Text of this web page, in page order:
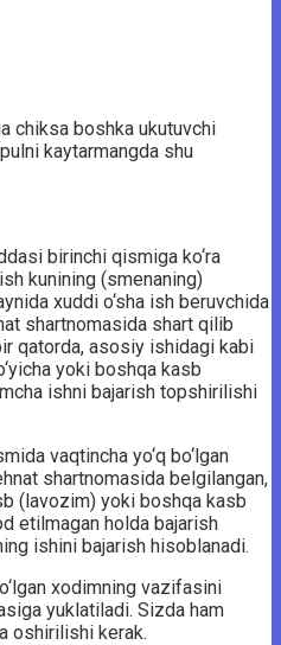
chiksa boshka ukutuvchi
kaytarmangda shu
birinchi qismiga ko‘ra
kunining (smenaning)
xuddi o‘sha ish beruvchida
shartnomasida shart qilib
qatorda, asosiy ishidagi kabi
yoki boshqa kasb
ishni bajarish topshirilishi
vaqtincha yo‘q bo‘lgan
shartnomasida belgilangan,
(lavozim) yoki boshqa kasb
etilmagan holda bajarish
ishini bajarish hisoblanadi.
xodimning vazifasini
yuklatiladi. Sizda ham
oshirilishi kerak.